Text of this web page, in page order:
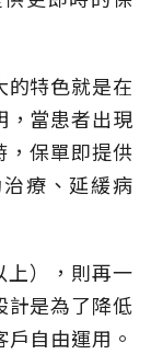
的特色就是在
，當患者出現
，保單即提供
療、延緩病
上），則再一
計是為了降低
自由運用。